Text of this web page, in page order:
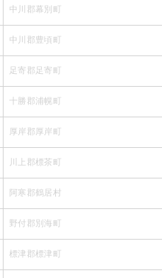
中川郡幕別町
中川郡豊頃町
足寄郡足寄町
十勝郡浦幌町
厚岸郡厚岸町
川上郡標茶町
阿寒郡鶴居村
野付郡別海町
標津郡標津町